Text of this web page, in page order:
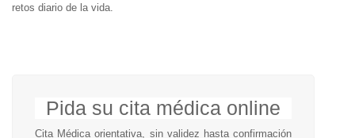
retos diario de la vida.
Pida su cita médica online
Cita Médica orientativa, sin validez hasta confirmación